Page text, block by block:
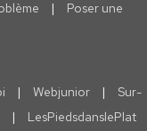
|
Poser une
| Webjunior |
Sur-
| LesPiedsdanslePlat